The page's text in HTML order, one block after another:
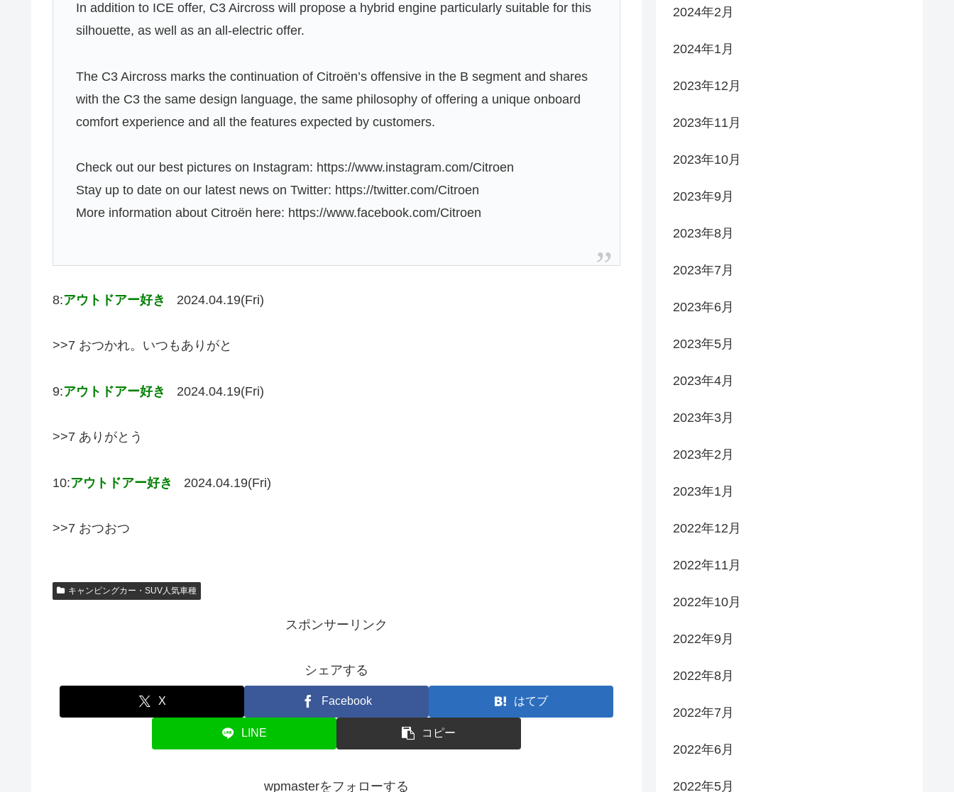
In addition to ICE offer, C3 Aircross will propose a hybrid engine particularly suitable for this
silhouette, as well as an all-electric offer.
The C3 Aircross marks the continuation of Citroën’s offensive in the B segment and shares
with the C3 the same design language, the same philosophy of offering a unique onboard
comfort experience and all the features expected by customers.
Check out our best pictures on Instagram: https://www.instagram.com/Citroen
Stay up to date on our latest news on Twitter: https://twitter.com/Citroen
More information about Citroën here: https://www.facebook.com/Citroen
8:アウトドアー好き 2024.04.19(Fri)
>>7 おつかれ。いつもありがと
9:アウトドアー好き 2024.04.19(Fri)
>>7 ありがとう
10:アウトドアー好き 2024.04.19(Fri)
>>7 おつおつ
キャンピングカー・SUV人気車種
スポンサーリンク
シェアする
X Facebook はてブ
LINE コピー
wpmasterをフォローする
2024年2月
2024年1月
2023年12月
2023年11月
2023年10月
2023年9月
2023年8月
2023年7月
2023年6月
2023年5月
2023年4月
2023年3月
2023年2月
2023年1月
2022年12月
2022年11月
2022年10月
2022年9月
2022年8月
2022年7月
2022年6月
2022年5月